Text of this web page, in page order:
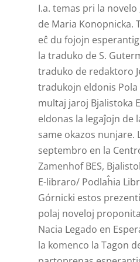
I.a. temas pri la novelo
de Maria Konopnicka.
eĉ du fojojn
la traduko de S.
traduko de redaktoro
tradukojn eldonis Pola
multaj jaroj Bjalistoka
eldonas la legaĵojn de
same okazos nunjare.
septembro en la
Zamenhof BES,
E-libraro/ Podlaĥia
Górnicki estos
polaj noveloj
Nacia Legado en
la komenco la Tagon